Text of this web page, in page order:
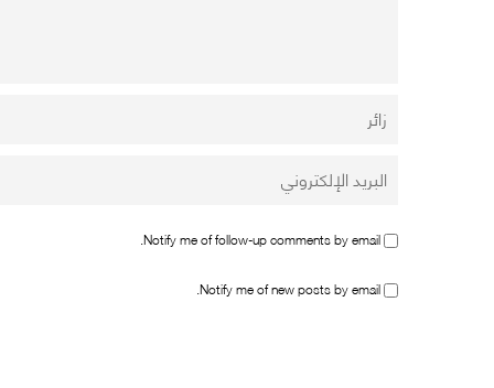
Notify me of follow-up comments by email.
Notify me of new posts by email.